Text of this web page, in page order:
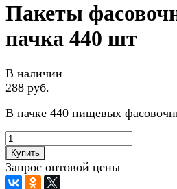
Пакеты
пачка 440 шт
В наличии
288 руб.
В пачке 440 пищевых
Купить
Запрос оптовой цены